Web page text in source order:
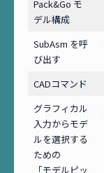
Pack&Go モ
デル構成
SubAsm を呼
び出す
CADコマンド
グラフィカル
入力からモデ
ルを選択する
ための
「モデルピッ